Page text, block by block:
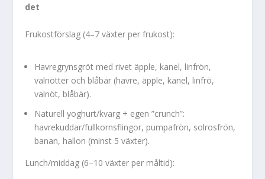
det
Frukostförslag (4–7 växter per frukost):
Havregrynsgröt med rivet äpple, kanel, linfrön,
valnötter och blåbär (havre, äpple, kanel, linfrö,
valnöt, blåbär).
Naturell yoghurt/kvarg + egen ”crunch”:
havrekuddar/fullkornsflingor, pumpafrön, solrosfrön,
banan, hallon (minst 5 växter).
Lunch/middag (6–10 växter per måltid):